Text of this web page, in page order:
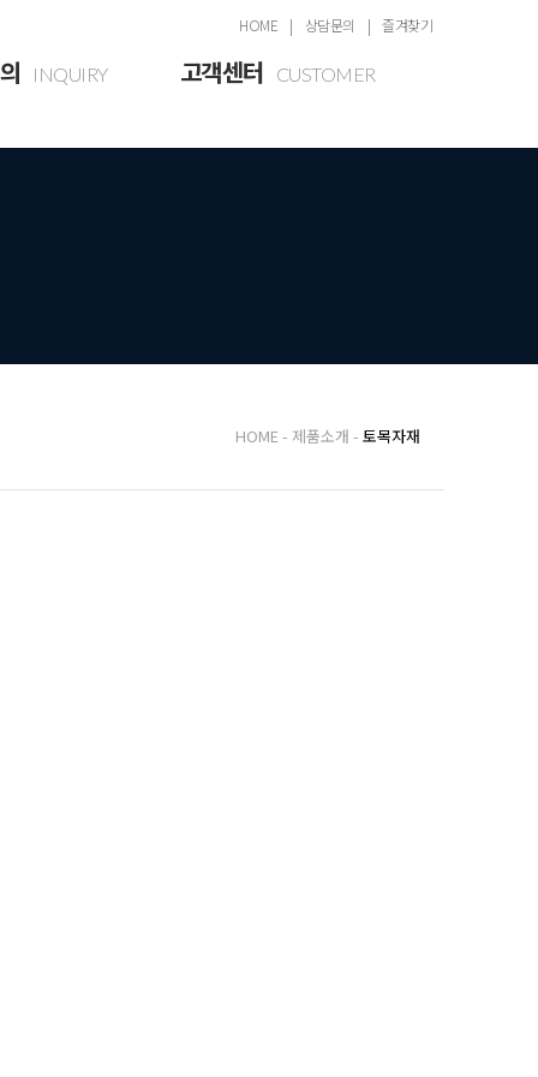
HOME 상담문의 즐겨찾기
INQUIRY 고객센터 CUSTOMER
HOME 제품소개 토목자재